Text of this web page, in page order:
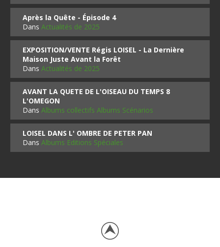
Après la Quête - Épisode 4
DansActualités de 2025
EXPOSITION/VENTE Régis LOISEL - La Dernière
Maison Juste Avant la Forêt
DansActualités de 2025
AVANT LA QUETE DE L'OISEAU DU TEMPS 8
L'OMEGON
DansAlbums collectifs Albums Scénarios
LOISEL DANS L' OMBRE DE PETER PAN
DansAlbums Editions Spéciales